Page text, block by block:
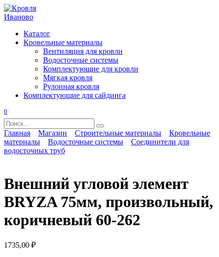
Перейти
к
Каталог
Кровельные материалы
Вентиляция для кровли
Водосточные системы
Комплектующие для кровли
Мягкая кровля
Рулонная кровля
Комплектующие для сайдинга
0
Search
for:
Главная Магазин Строительные материалы
Кровельные
материалы
Водосточные системы
Соединители для
водосточных труб
Внешний угловой элемент
BRYZA 75мм, произвольный,
коричневый 60-262
1735,00 ₽